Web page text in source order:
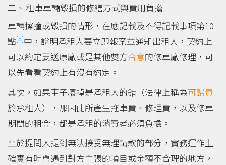
租車車輛毀損的修繕方式與費用負擔
車輛擦撞或毀損的情形，在應記載及不得記載事項第10
點[3]中，說明承租人要立即報案並通知出租人，契約上
可以約定要送原廠或是其他雙方合意的修車廠修理，可
以先看看契約上有沒有約定。
其次，如果車子壞掉是承租人的錯（法律上稱為可歸責
於承租人），那因此所產生拖車費、修理費，以及修車
期間的租金，都是承租的消費者必須負擔。
至於提問人提到無法接受無理請款的部分，實務運作上
確實有時會遇到對方主張的項目或金額不合理的地方，